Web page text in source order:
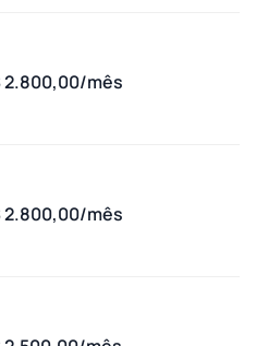
2.800,00/mês
2.800,00/mês